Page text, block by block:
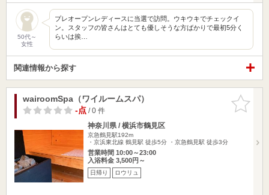
50代～
女性
プレオープンレディースに当選で訪問。ウキウキでチェックイ
ン。スタッフの皆さんはとても優しそうな方ばかりで最初5分く
らいは挨…
関連情報から探す
お気に入
りに追加
wairoomSpa（ワイルームスパ）
-点/ 0 件
神奈川県 / 横浜市鶴見区
京急鶴見駅192m
・京浜東北線 鶴見駅 徒歩5分 ・京急鶴見駅 徒歩3分
営業時間 10:00～23:00
入浴料金 3,500円～
日帰り ロウリュ